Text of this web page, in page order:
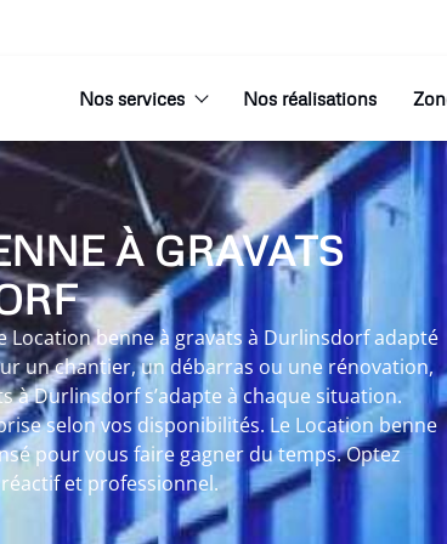
Nos services Nos réalisations
À GRAVATS
Location benne à gravats à Durlinsdorf adapté
un chantier, un débarras ou une rénovation,
à Durlinsdorf s’adapte à chaque situation.
selon vos disponibilités. Le Location benne
pour vous faire gagner du temps. Optez
et professionnel.